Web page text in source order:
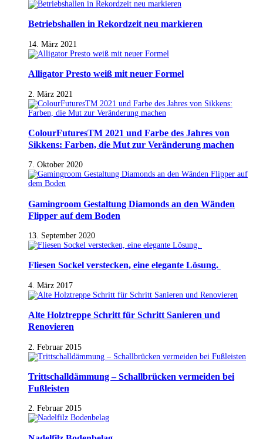
Betriebshallen in Rekordzeit neu markieren
14. März 2021
Alligator Presto weiß mit neuer Formel
2. März 2021
ColourFuturesTM 2021 und Farbe des Jahres von
Sikkens: Farben, die Mut zur Veränderung machen
7. Oktober 2020
Gamingroom Gestaltung Diamonds an den Wänden
Flipper auf dem Boden
13. September 2020
Fliesen Sockel verstecken, eine elegante Lösung.
4. März 2017
Alte Holztreppe Schritt für Schritt Sanieren und
Renovieren
2. Februar 2015
Trittschalldämmung – Schallbrücken vermeiden bei
Fußleisten
2. Februar 2015